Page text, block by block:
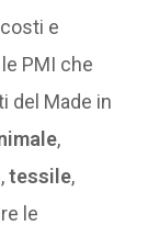
e
PMI che
del Made in
,
,tessile,
le